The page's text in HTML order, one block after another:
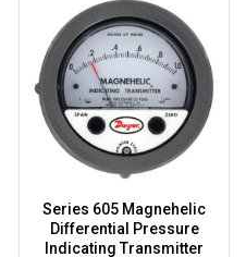
Series 605 Magnehelic
Differential Pressure
Indicating Transmitter